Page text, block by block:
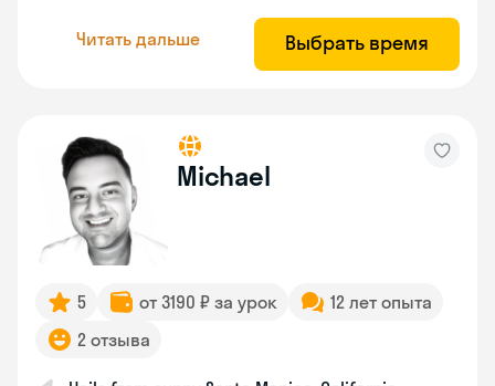
Читать дальше Выбрать время
Michael
5 от 3190 ₽ за урок
12 лет опыта
2 отзыва